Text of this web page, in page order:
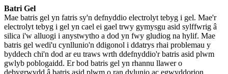
Batri Gel
Mae batris gel yn fatris sy'n defnyddio electrolyt tebyg i gel. Mae'r
electrolyt tebyg i gel yn cael ei gael trwy gymysgu asid sylffwrig â
silica i'w alluogi i anystwytho a dod yn fwy gludiog na hylif. Mae
batris gel wedi'u cynllunio'n ddigonol i ddatrys rhai problemau y
byddech chi'n dod ar eu traws wrth ddefnyddio'r batris asid plwm
gwlyb poblogaidd. Er bod batris gel yn rhannu llawer o
debygrwydd â batris asid plwm o ran dylunio ac egwyddorion